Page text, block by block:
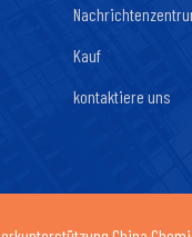
Kauf
kontaktiere uns